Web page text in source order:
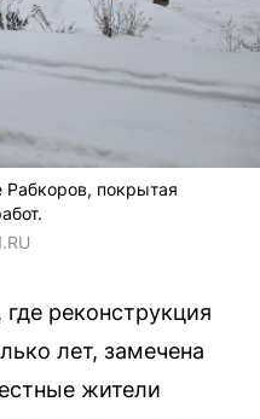
Рабкоров, покрытая
реконструкция
лет, замечена
жители